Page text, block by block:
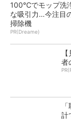
100℃でモップ洗
な吸引力…今注目
掃除機
PR(Dreame)
者
計